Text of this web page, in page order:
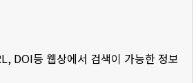
DOI등 웹상에서 검색이 가능한 정보